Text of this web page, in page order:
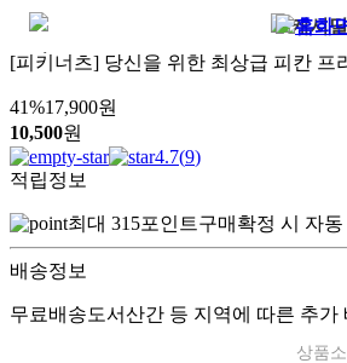
[피키너츠] 당신을 위한 최상급 피칸 프
41%17,900원
10,500원
4.7(9)
적립정보
최대 315포인트구매확정 시 자동
배송정보
무료배송도서산간 등 지역에 따른 추가
상품